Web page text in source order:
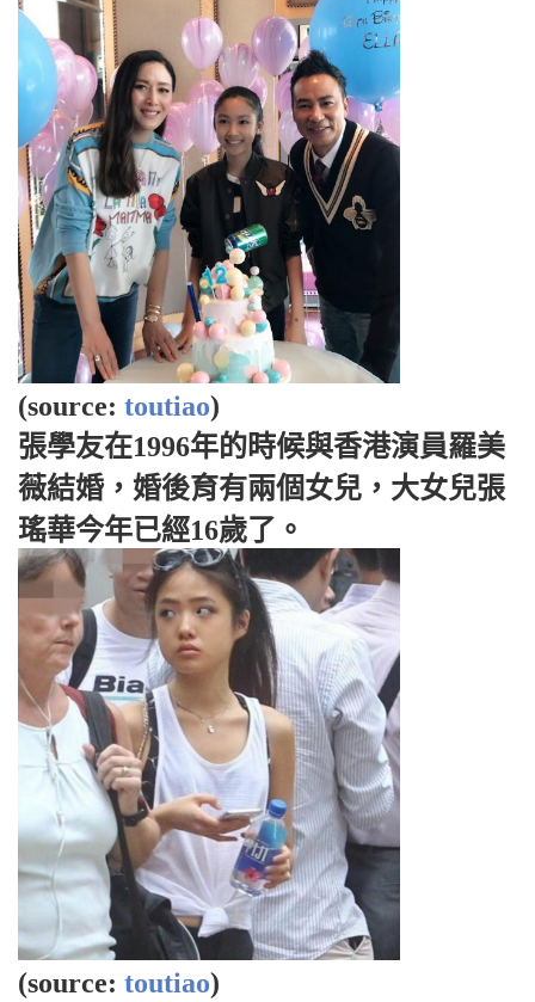
(source: toutiao)
張學友在1996年的時候與香港演員羅美
薇結婚，婚後育有兩個女兒，大女兒張
瑤華今年已經16歲了。
(source: toutiao)